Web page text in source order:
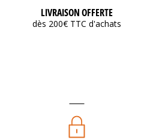
LIVRAISON OFFERTE
dès 200€ TTC d'achats